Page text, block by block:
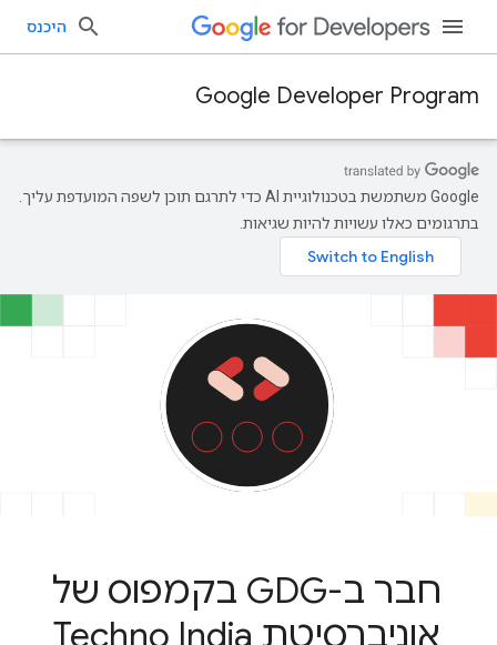
היכנס
Google Developer Program
‫Google משתמשת בטכנולוגיית AI כדי לתרגם תוכן לשפה המועדפת עליך.
בתרגומים כאלו עשויות להיות שגיאות.
חבר ב-GDG בקמפוס של
אוניברסיטת Techno India